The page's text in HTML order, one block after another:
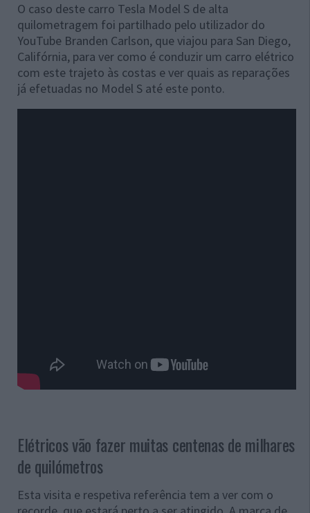
O caso deste carro Tesla Model S de alta
quilometragem foi partilhado pelo utilizador do
YouTube Branden Carlson, que viajou para San Diego,
Califórnia, para ver como é conduzir um carro elétrico
com este trajeto às costas e ver quais as reparações
já efetuadas no Model S até este ponto.
Elétricos vão fazer muitas centenas de milhares
de quilómetros
Esta visita e respetiva referência tem a ver com o